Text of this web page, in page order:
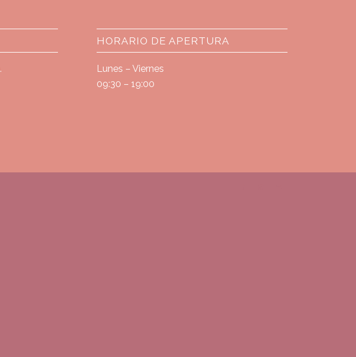
HORARIO DE APERTURA
Lunes – Viernes
09:30 – 19:00